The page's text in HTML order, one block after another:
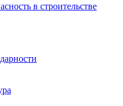
в строительстве